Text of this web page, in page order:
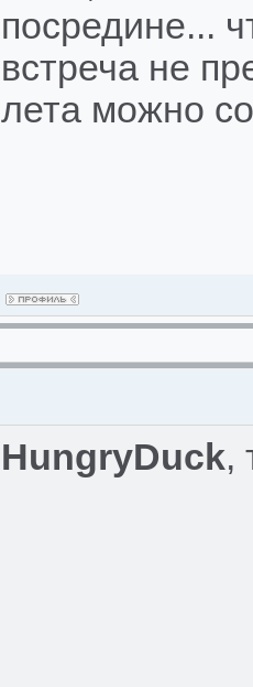
посредине...
встреча не
лета можно
HungryDuck,